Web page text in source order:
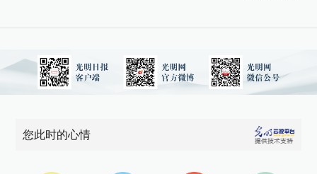
您此时的心情